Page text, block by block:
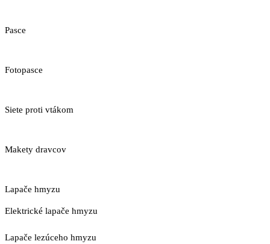
Pasce
Fotopasce
Siete proti vtákom
Makety dravcov
Lapače hmyzu
Elektrické lapače hmyzu
Lapače lezúceho hmyzu